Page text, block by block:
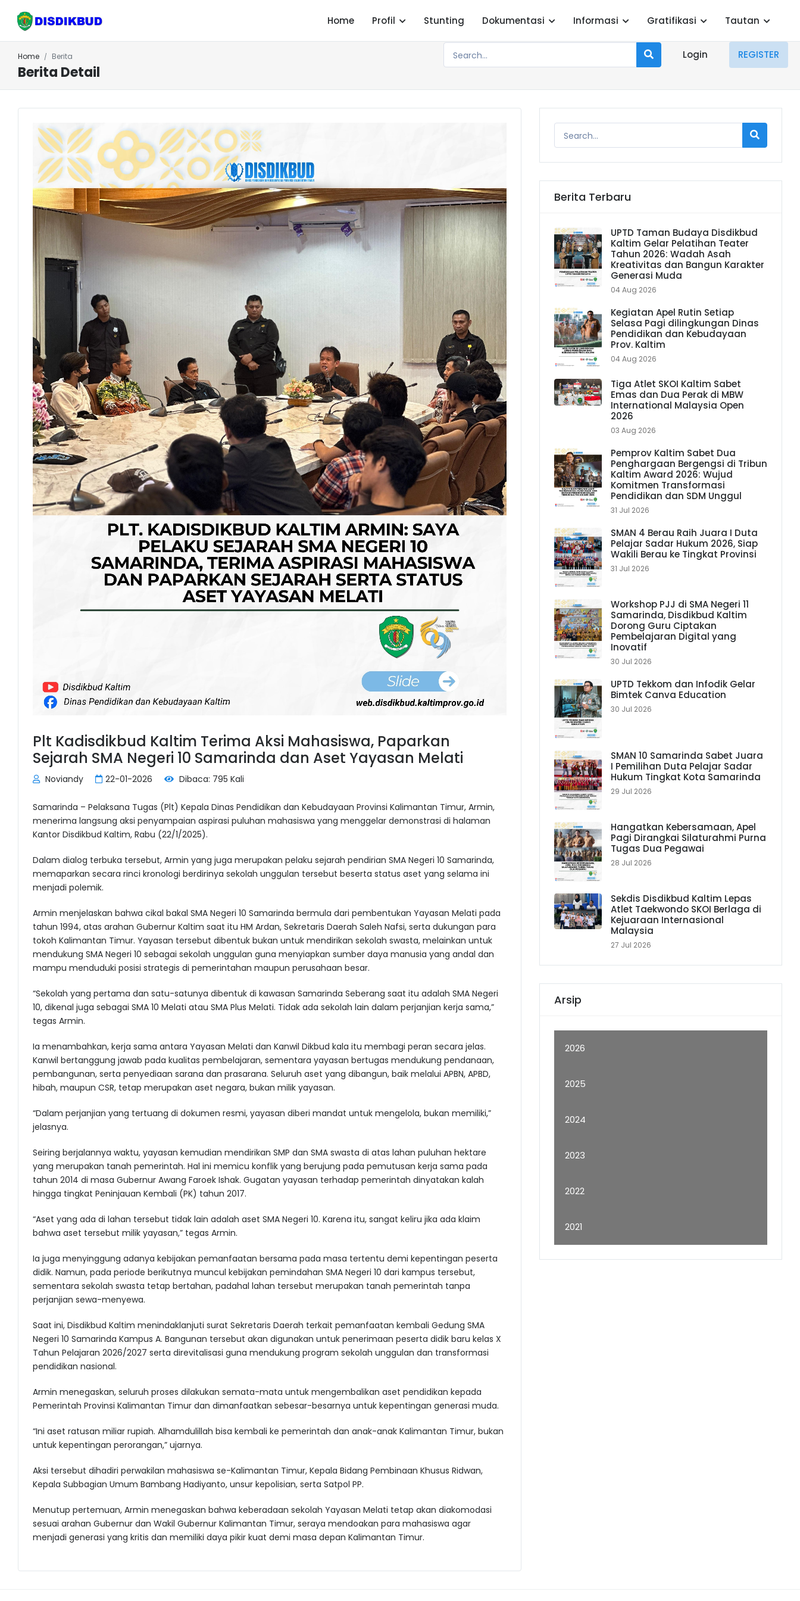
Home Profil Stunting Dokumentasi Informasi Gratifikasi Tautan
Login REGISTER
Home Berita
Berita Detail
Plt Kadisdikbud Kaltim Terima Aksi Mahasiswa, Paparkan
Sejarah SMA Negeri 10 Samarinda dan Aset Yayasan Melati
Noviandy 22-01-2026 Dibaca: 795 Kali
Samarinda – Pelaksana Tugas (Plt) Kepala Dinas Pendidikan dan Kebudayaan Provinsi Kalimantan Timur, Armin,
menerima langsung aksi penyampaian aspirasi puluhan mahasiswa yang menggelar demonstrasi di halaman
Kantor Disdikbud Kaltim, Rabu (22/1/2025).
Dalam dialog terbuka tersebut, Armin yang juga merupakan pelaku sejarah pendirian SMA Negeri 10 Samarinda,
memaparkan secara rinci kronologi berdirinya sekolah unggulan tersebut beserta status aset yang selama ini
menjadi polemik.
Armin menjelaskan bahwa cikal bakal SMA Negeri 10 Samarinda bermula dari pembentukan Yayasan Melati pada
tahun 1994, atas arahan Gubernur Kaltim saat itu HM Ardan, Sekretaris Daerah Saleh Nafsi, serta dukungan para
tokoh Kalimantan Timur. Yayasan tersebut dibentuk bukan untuk mendirikan sekolah swasta, melainkan untuk
mendukung SMA Negeri 10 sebagai sekolah unggulan guna menyiapkan sumber daya manusia yang andal dan
mampu menduduki posisi strategis di pemerintahan maupun perusahaan besar.
“Sekolah yang pertama dan satu-satunya dibentuk di kawasan Samarinda Seberang saat itu adalah SMA Negeri
10, dikenal juga sebagai SMA 10 Melati atau SMA Plus Melati. Tidak ada sekolah lain dalam perjanjian kerja sama,”
tegas Armin.
Ia menambahkan, kerja sama antara Yayasan Melati dan Kanwil Dikbud kala itu membagi peran secara jelas.
Kanwil bertanggung jawab pada kualitas pembelajaran, sementara yayasan bertugas mendukung pendanaan,
pembangunan, serta penyediaan sarana dan prasarana. Seluruh aset yang dibangun, baik melalui APBN, APBD,
hibah, maupun CSR, tetap merupakan aset negara, bukan milik yayasan.
“Dalam perjanjian yang tertuang di dokumen resmi, yayasan diberi mandat untuk mengelola, bukan memiliki,”
jelasnya.
Seiring berjalannya waktu, yayasan kemudian mendirikan SMP dan SMA swasta di atas lahan puluhan hektare
yang merupakan tanah pemerintah. Hal ini memicu konflik yang berujung pada pemutusan kerja sama pada
tahun 2014 di masa Gubernur Awang Faroek Ishak. Gugatan yayasan terhadap pemerintah dinyatakan kalah
hingga tingkat Peninjauan Kembali (PK) tahun 2017.
“Aset yang ada di lahan tersebut tidak lain adalah aset SMA Negeri 10. Karena itu, sangat keliru jika ada klaim
bahwa aset tersebut milik yayasan,” tegas Armin.
Ia juga menyinggung adanya kebijakan pemanfaatan bersama pada masa tertentu demi kepentingan peserta
didik. Namun, pada periode berikutnya muncul kebijakan pemindahan SMA Negeri 10 dari kampus tersebut,
sementara sekolah swasta tetap bertahan, padahal lahan tersebut merupakan tanah pemerintah tanpa
perjanjian sewa-menyewa.
Saat ini, Disdikbud Kaltim menindaklanjuti surat Sekretaris Daerah terkait pemanfaatan kembali Gedung SMA
Negeri 10 Samarinda Kampus A. Bangunan tersebut akan digunakan untuk penerimaan peserta didik baru kelas X
Tahun Pelajaran 2026/2027 serta direvitalisasi guna mendukung program sekolah unggulan dan transformasi
pendidikan nasional.
Armin menegaskan, seluruh proses dilakukan semata-mata untuk mengembalikan aset pendidikan kepada
Pemerintah Provinsi Kalimantan Timur dan dimanfaatkan sebesar-besarnya untuk kepentingan generasi muda.
“Ini aset ratusan miliar rupiah. Alhamdulillah bisa kembali ke pemerintah dan anak-anak Kalimantan Timur, bukan
untuk kepentingan perorangan,” ujarnya.
Aksi tersebut dihadiri perwakilan mahasiswa se-Kalimantan Timur, Kepala Bidang Pembinaan Khusus Ridwan,
Kepala Subbagian Umum Bambang Hadiyanto, unsur kepolisian, serta Satpol PP.
Menutup pertemuan, Armin menegaskan bahwa keberadaan sekolah Yayasan Melati tetap akan diakomodasi
sesuai arahan Gubernur dan Wakil Gubernur Kalimantan Timur, seraya mendoakan para mahasiswa agar
menjadi generasi yang kritis dan memiliki daya pikir kuat demi masa depan Kalimantan Timur.
Berita Terbaru
UPTD Taman Budaya Disdikbud
Kaltim Gelar Pelatihan Teater
Tahun 2026: Wadah Asah
Kreativitas dan Bangun Karakter
Generasi Muda
04 Aug 2026
Kegiatan Apel Rutin Setiap
Selasa Pagi dilingkungan Dinas
Pendidikan dan Kebudayaan
Prov. Kaltim
04 Aug 2026
Tiga Atlet SKOI Kaltim Sabet
Emas dan Dua Perak di MBW
International Malaysia Open
2026
03 Aug 2026
Pemprov Kaltim Sabet Dua
Penghargaan Bergengsi di Tribun
Kaltim Award 2026: Wujud
Komitmen Transformasi
Pendidikan dan SDM Unggul
31 Jul 2026
SMAN 4 Berau Raih Juara I Duta
Pelajar Sadar Hukum 2026, Siap
Wakili Berau ke Tingkat Provinsi
31 Jul 2026
Workshop PJJ di SMA Negeri 11
Samarinda, Disdikbud Kaltim
Dorong Guru Ciptakan
Pembelajaran Digital yang
Inovatif
30 Jul 2026
UPTD Tekkom dan Infodik Gelar
Bimtek Canva Education
30 Jul 2026
SMAN 10 Samarinda Sabet Juara
I Pemilihan Duta Pelajar Sadar
Hukum Tingkat Kota Samarinda
29 Jul 2026
Hangatkan Kebersamaan, Apel
Pagi Dirangkai Silaturahmi Purna
Tugas Dua Pegawai
28 Jul 2026
Sekdis Disdikbud Kaltim Lepas
Atlet Taekwondo SKOI Berlaga di
Kejuaraan Internasional
Malaysia
27 Jul 2026
Arsip
2026
2025
2024
2023
2022
2021